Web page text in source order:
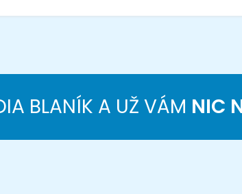
BLANÍK A UŽ VÁM NIC